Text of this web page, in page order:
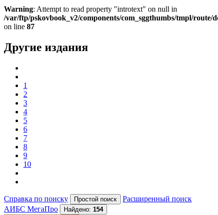
Warning: Attempt to read property "introtext" on null in
/var/ftp/pskovbook_v2/components/com_sggthumbs/tmpl/route/
on line 87
Другие издания
1
2
3
4
5
6
7
8
9
10
Справка по поиску
Расширенный поиск
АИБС МегаПро
Найдено: 154